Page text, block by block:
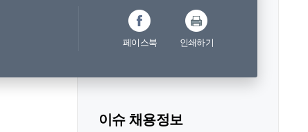
페이스북 인쇄하기
이슈 채용정보